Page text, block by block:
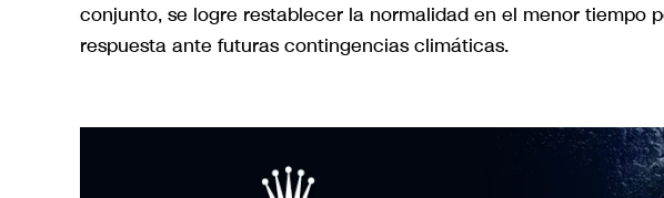
conjunto, se logre restablecer la normalidad en el menor tiempo
respuesta ante futuras contingencias climáticas.